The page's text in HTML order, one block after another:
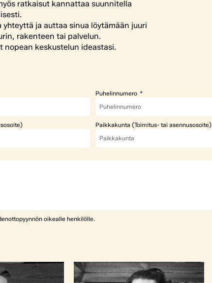
ratkaisut kannattaa suunnitella
ja auttaa sinua löytämään juuri
rakenteen tai palvelun.
nopean keskustelun ideastasi.
Puhelinnumero
Paikkakunta (Toimitus- tai asennusosoite)
oikealle henkilölle.